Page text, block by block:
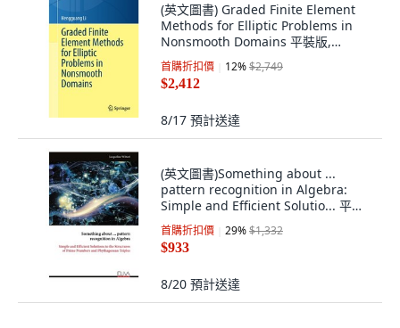
(英文圖書) Graded Finite Element
Methods for Elliptic Problems in
Nonsmooth Domains 平裝版,
Springer, 英文
首購折扣價 12%$2,749
$2,412
8/17 預計送達
(英文圖書)Something about ...
pattern recognition in Algebra:
Simple and Efficient Solutio... 平裝
版, Eliva Press, 英文
首購折扣價 29%$1,332
$933
8/20 預計送達